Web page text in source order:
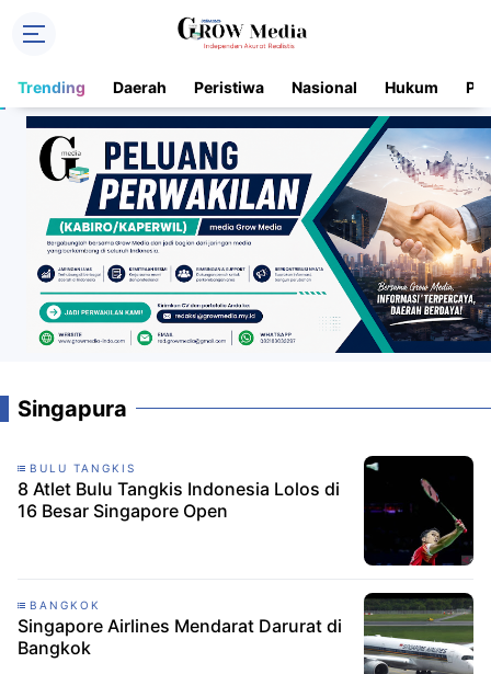
Trending Daerah Peristiwa Nasional Hukum
Singapura
BULU TANGKIS
8 Atlet Bulu Tangkis Indonesia Lolos di
16 Besar Singapore Open
BANGKOK
Singapore Airlines Mendarat Darurat di
Bangkok